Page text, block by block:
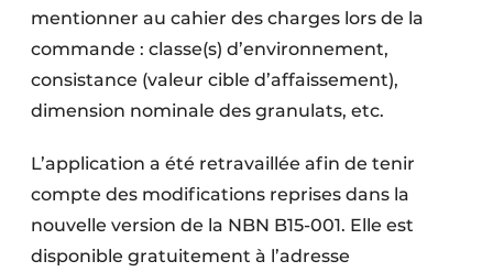
mentionner au cahier des charges lors de la
commande : classe(s) d’environnement,
consistance (valeur cible d’affaissement),
dimension nominale des granulats, etc.
L’application a été retravaillée afin de tenir
compte des modifications reprises dans la
nouvelle version de la NBN B15-001. Elle est
disponible gratuitement à l’adresse